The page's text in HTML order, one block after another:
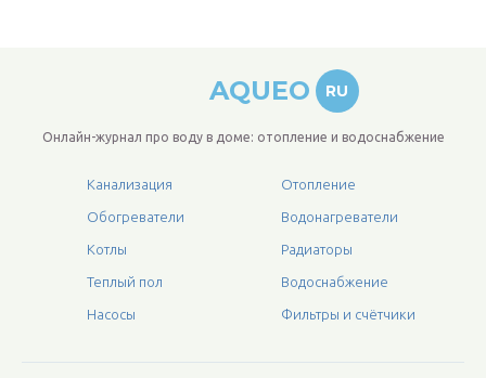
AQUEO RU
Онлайн-журнал про воду в доме: отопление и водоснабжение
Канализация Отопление
Обогреватели Водонагреватели
Котлы Радиаторы
Теплый пол Водоснабжение
Насосы Фильтры и счётчики